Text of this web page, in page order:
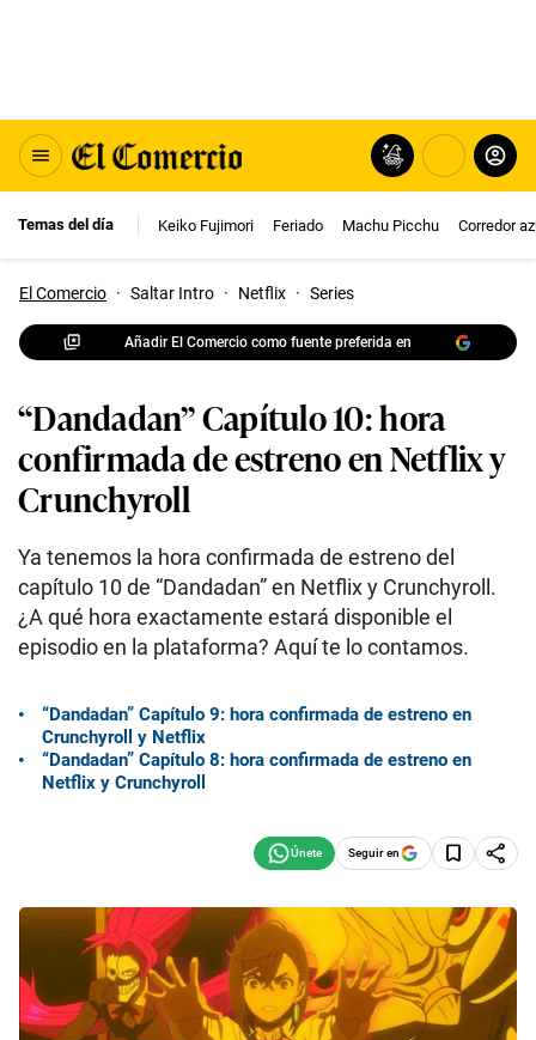
Temas del día Keiko Fujimori Feriado Machu Picchu Corredor
El Comercio · Saltar Intro · Netflix · Series
Añadir El Comercio como fuente preferida en
“Dandadan” Capítulo 10: hora
confirmada de estreno en Netflix y
Crunchyroll
Ya tenemos la hora confirmada de estreno del
capítulo 10 de “Dandadan” en Netflix y Crunchyroll.
¿A qué hora exactamente estará disponible el
episodio en la plataforma? Aquí te lo contamos.
“Dandadan” Capítulo 9: hora confirmada de estreno en
Crunchyroll y Netflix
“Dandadan” Capítulo 8: hora confirmada de estreno en
Netflix y Crunchyroll
Seguir en